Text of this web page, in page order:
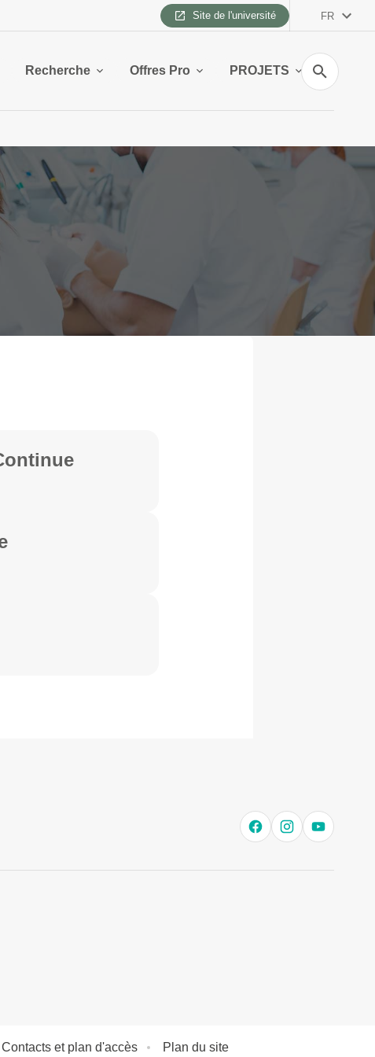
Site de l'université FR
Recherche Offres Pro PROJETS
Recherche
Contacts et plan d'accès Plan du site